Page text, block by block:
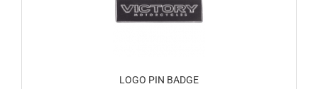
LOGO PIN BADGE